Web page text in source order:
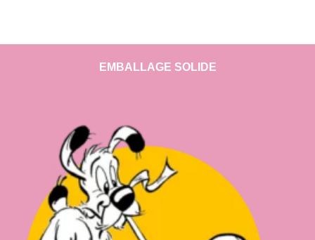
EMBALLAGE SOLIDE